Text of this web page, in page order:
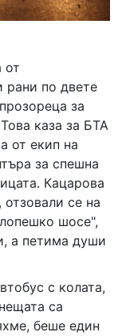
от
рани по двете
за
каза за БТА
от екип на
за спешна
Кацарова
се на
шосе",
а петима души
с колата,
са
беше един